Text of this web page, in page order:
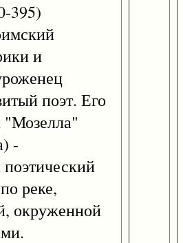
и
поэт. Его
"Мозелла"
-
реке,
окруженной